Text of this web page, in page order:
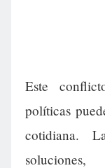
Este
políticas
cotidiana.